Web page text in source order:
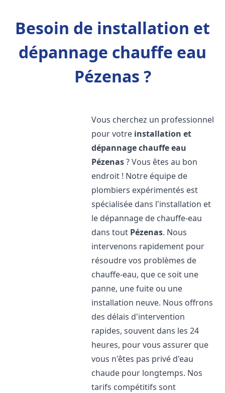
Besoin de installation et
dépannage chauffe eau
Pézenas ?
Vous cherchez un professionnel
pour votre installation et
dépannage chauffe eau
Pézenas? Vous êtes au bon
endroit ! Notre équipe de
plombiers expérimentés est
spécialisée dans l'installation et
le dépannage de chauffe-eau
dans tout Pézenas. Nous
intervenons rapidement pour
résoudre vos problèmes de
chauffe-eau, que ce soit une
panne, une fuite ou une
installation neuve. Nous offrons
des délais d'intervention
rapides, souvent dans les 24
heures, pour vous assurer que
vous n'êtes pas privé d'eau
chaude pour longtemps. Nos
tarifs compétitifs sont